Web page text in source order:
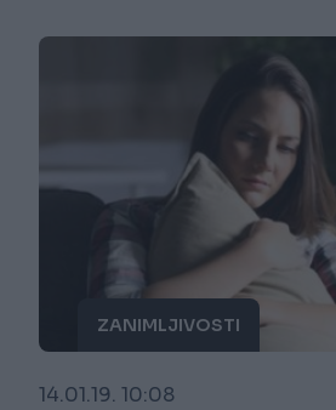
ZANIMLJIVOSTI
14.01.19. 10:08